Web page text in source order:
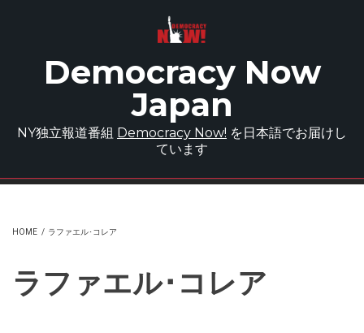
Democracy Now
Japan
NY独立報道番組 Democracy Now! を日本語でお届けし
ています
HOME / ラファエル･コレア
ラファエル･コレア